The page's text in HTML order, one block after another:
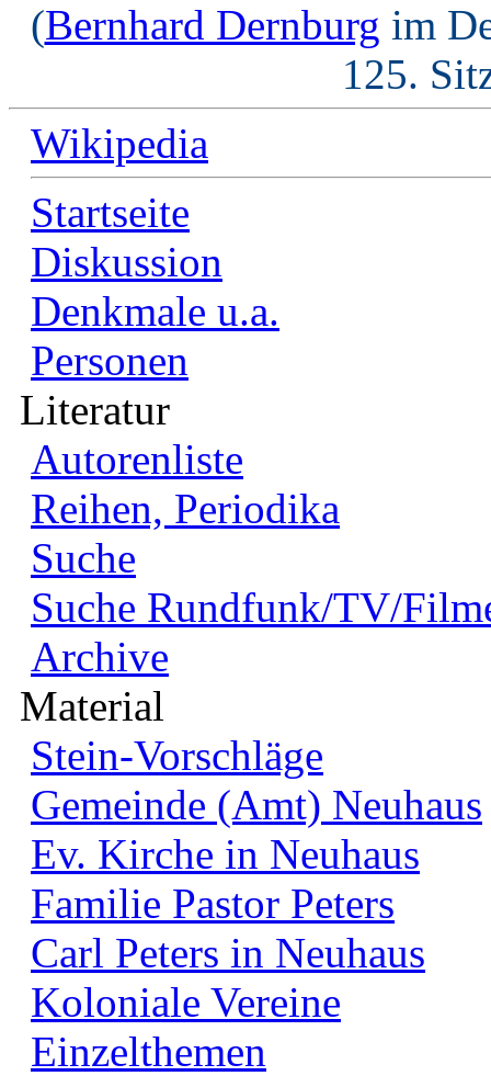
(Bernhard Dernburg im
125.
Wikipedia
Startseite
Diskussion
Denkmale u.a.
Personen
Literatur
Autorenliste
Reihen, Periodika
Suche
Suche Rundfunk/TV/
Archive
Material
Stein-Vorschläge
Gemeinde (Amt) Neuhaus
Ev. Kirche in Neuhaus
Familie Pastor Peters
Carl Peters in Neuhaus
Koloniale Vereine
Einzelthemen